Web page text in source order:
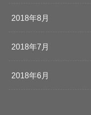
2018年8月
2018年7月
2018年6月